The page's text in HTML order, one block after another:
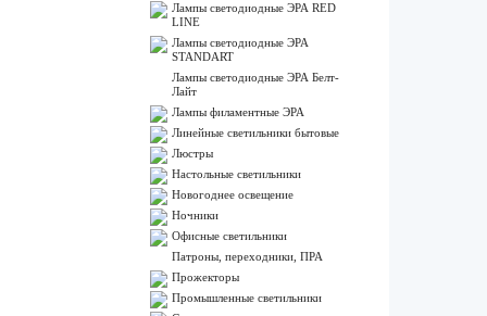
Лампы светодиодные ЭРА RED
LINE
Лампы светодиодные ЭРА
STANDART
Лампы светодиодные ЭРА Белт-
Лайт
Лампы филаментные ЭРА
Линейные светильники бытовые
Люстры
Настольные светильники
Новогоднее освещение
Ночники
Офисные светильники
Патроны, переходники, ПРА
Прожекторы
Промышленные светильники